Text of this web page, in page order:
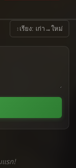
↕ เรียง: เก่า→ใหม่
รก!